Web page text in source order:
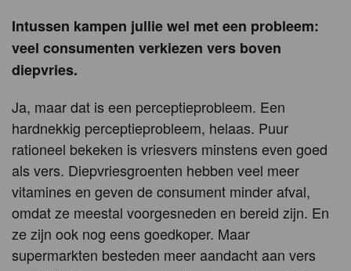
Intussen kampen jullie wel met een probleem:
veel consumenten verkiezen vers boven
diepvries.
Ja, maar dat is een perceptieprobleem. Een
hardnekkig perceptieprobleem, helaas. Puur
rationeel bekeken is vriesvers minstens even goed
als vers. Diepvriesgroenten hebben veel meer
vitamines en geven de consument minder afval,
omdat ze meestal voorgesneden en bereid zijn. En
ze zijn ook nog eens goedkoper. Maar
supermarkten besteden meer aandacht aan vers